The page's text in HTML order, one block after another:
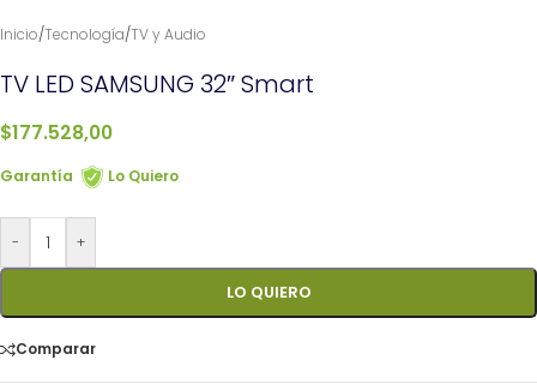
Inicio/Tecnología/TV y Audio
TV LED SAMSUNG 32″ Smart
$177.528,00
Garantía Lo Quiero
- +
LO QUIERO
Comparar